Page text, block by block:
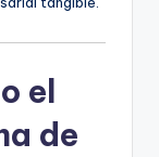
el
de